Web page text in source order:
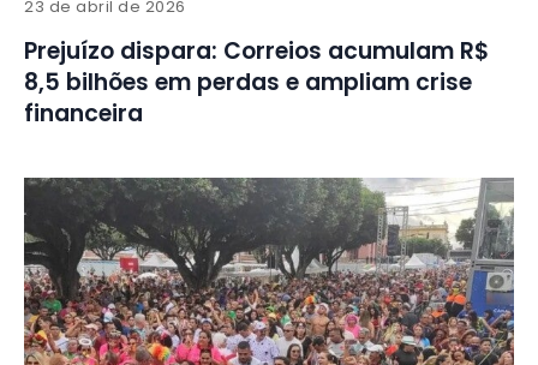
23 de abril de 2026
Prejuízo dispara: Correios acumulam R$
8,5 bilhões em perdas e ampliam crise
financeira